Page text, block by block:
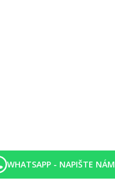
WHATSAPP - NAPIŠTE NÁM